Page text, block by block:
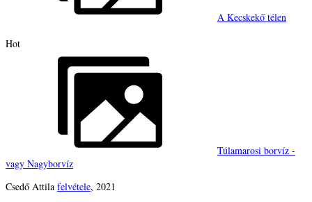
A Kecskekő télen
Hot
Túlamarosi borvíz -
vagy Nagyborvíz
Csedő Attila felvétele, 2021